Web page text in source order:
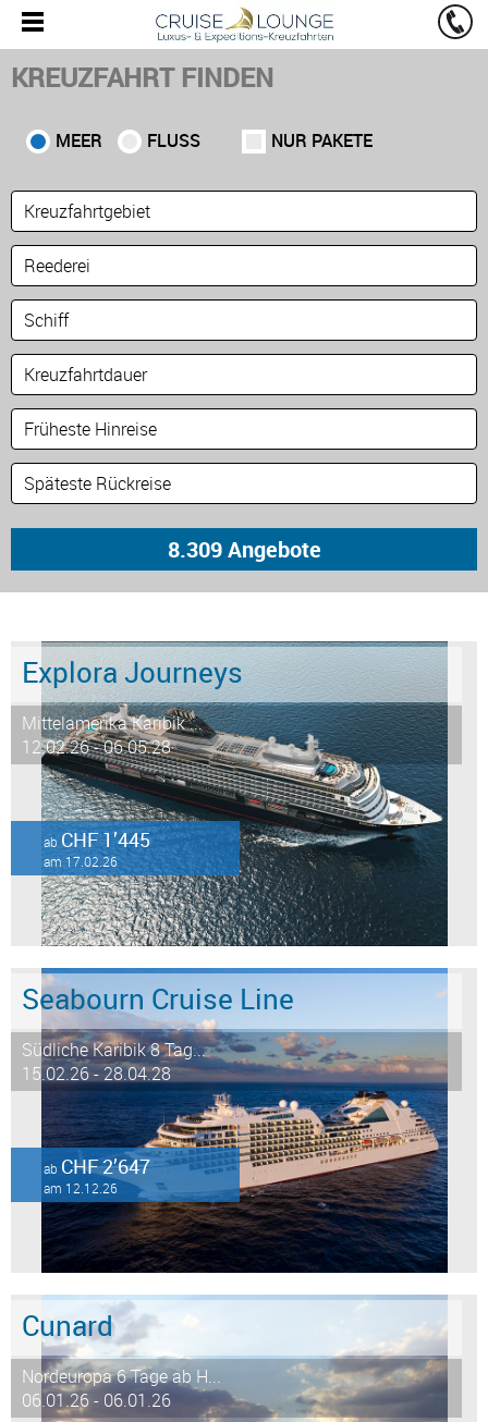
KREUZFAHRT FINDEN
MEER FLUSS NUR PAKETE
Explora Journeys
Mittelamerika Karibik ...
12.02.26 - 06.05.28
abCHF 1’445
am 17.02.26
Seabourn Cruise Line
Südliche Karibik 8 Tag...
15.02.26 - 28.04.28
ab CHF 2’647
am 12.12.26
Cunard
Nordeuropa 6 Tage ab H...
06.01.26 - 06.01.26